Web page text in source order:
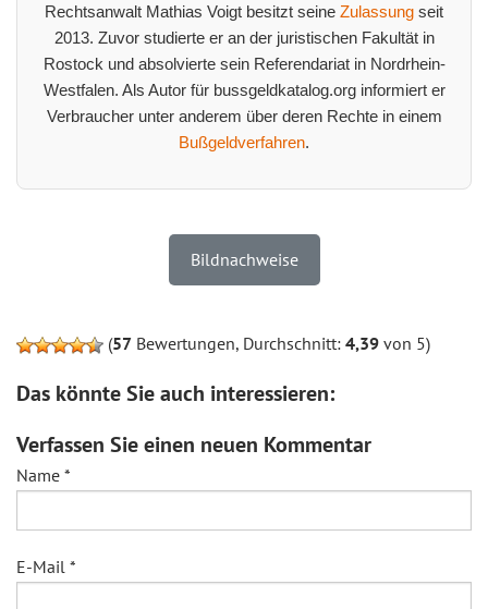
Rechtsanwalt Mathias Voigt besitzt seine Zulassung seit
2013. Zuvor studierte er an der juristischen Fakultät in
Rostock und absolvierte sein Referendariat in Nordrhein-
Westfalen. Als Autor für bussgeldkatalog.org informiert er
Verbraucher unter anderem über deren Rechte in einem
Bußgeldverfahren.
Bildnachweise
(57 Bewertungen, Durchschnitt: 4,39 von 5)
Das könnte Sie auch interessieren:
Verfassen Sie einen neuen Kommentar
Name *
E-Mail *